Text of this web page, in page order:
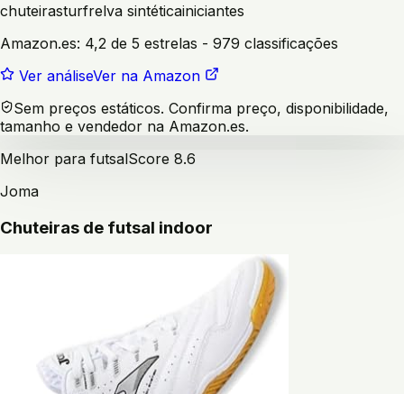
chuteirasturfrelva sintéticainiciantes
Amazon.es: 4,2 de 5 estrelas - 979 classificações
Ver análiseVer na Amazon
Sem preços estáticos. Confirma preço, disponibilidade,
tamanho e vendedor na Amazon.es.
Melhor para futsalScore 8.6
Joma
Chuteiras de futsal indoor